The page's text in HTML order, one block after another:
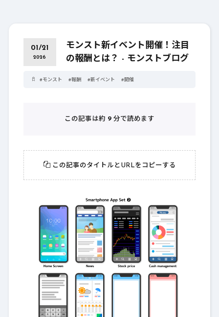
01/21
2026
モンスト新イベント開催！注目
の報酬とは？ - モンストブログ
#モンスト #報酬 #新イベント #開催
この記事は約 9 分で読めます
この記事のタイトルとURLをコピーする